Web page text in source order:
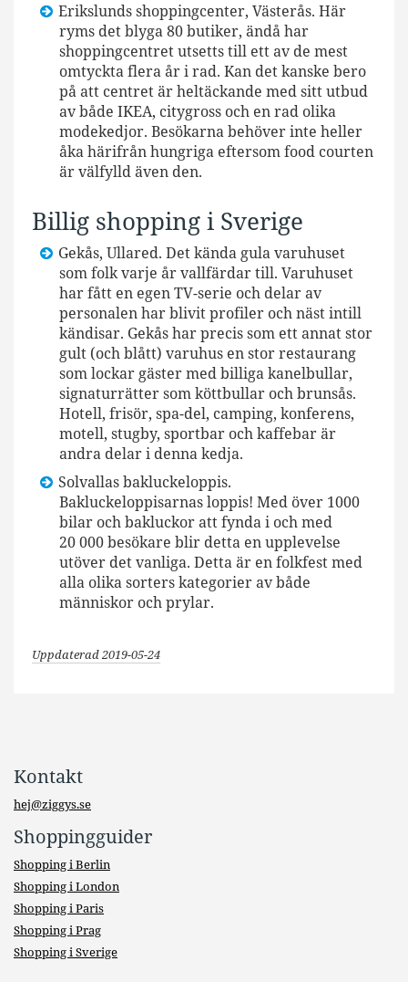
Erikslunds shoppingcenter, Västerås. Här
ryms det blyga 80 butiker, ändå har
shoppingcentret utsetts till ett av de mest
omtyckta flera år i rad. Kan det kanske bero
på att centret är heltäckande med sitt utbud
av både IKEA, citygross och en rad olika
modekedjor. Besökarna behöver inte heller
åka härifrån hungriga eftersom food courten
är välfylld även den.
Billig shopping i Sverige
Gekås, Ullared. Det kända gula varuhuset
som folk varje år vallfärdar till. Varuhuset
har fått en egen TV-serie och delar av
personalen har blivit profiler och näst intill
kändisar. Gekås har precis som ett annat stor
gult (och blått) varuhus en stor restaurang
som lockar gäster med billiga kanelbullar,
signaturrätter som köttbullar och brunsås.
Hotell, frisör, spa-del, camping, konferens,
motell, stugby, sportbar och kaffebar är
andra delar i denna kedja.
Solvallas bakluckeloppis.
Bakluckeloppisarnas loppis! Med över 1000
bilar och bakluckor att fynda i och med
20 000 besökare blir detta en upplevelse
utöver det vanliga. Detta är en folkfest med
alla olika sorters kategorier av både
människor och prylar.
Uppdaterad 2019-05-24
Kontakt
hej@ziggys.se
Shoppingguider
Shopping i Berlin
Shopping i London
Shopping i Paris
Shopping i Prag
Shopping i Sverige